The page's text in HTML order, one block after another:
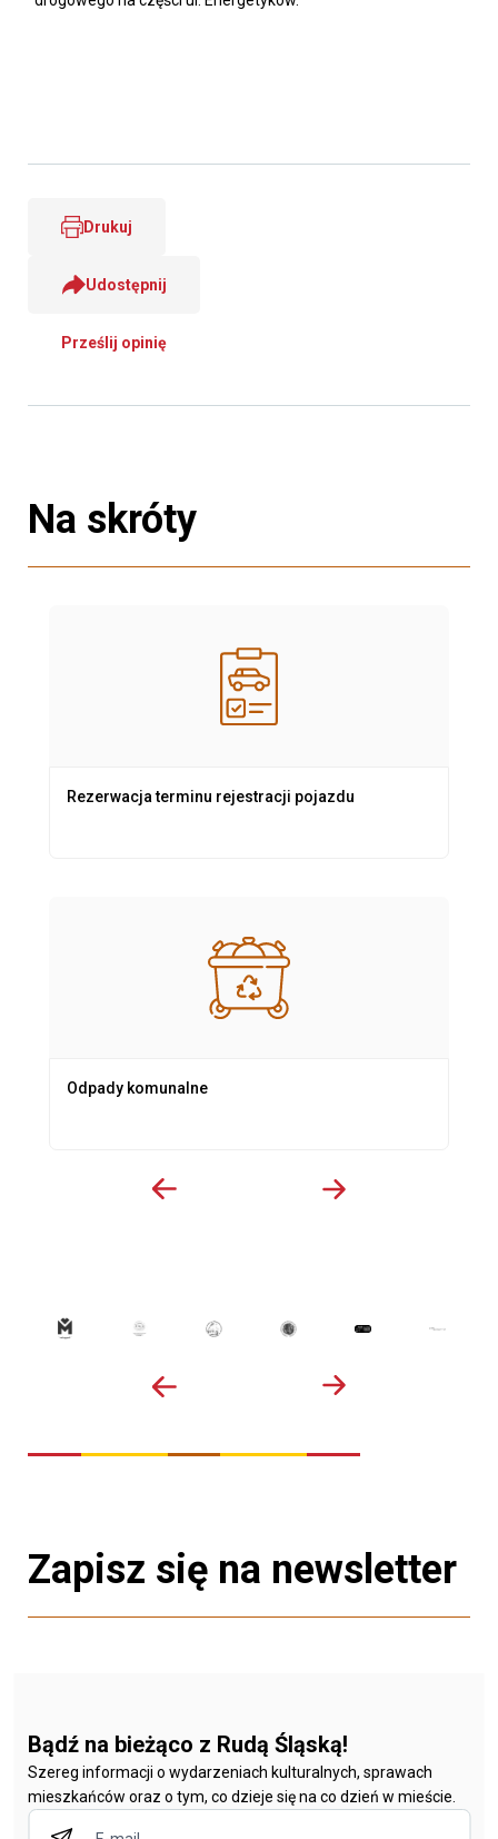
Drukuj
Udostępnij
Prześlij opinię
Na skróty
Rezerwacja terminu rejestracji pojazdu
Odpady komunalne
Zapisz się na newsletter
Bądź na bieżąco z Rudą Śląską!
Szereg informacji o wydarzeniach kulturalnych, sprawach
mieszkańców oraz o tym, co dzieje się na co dzień w mieście.